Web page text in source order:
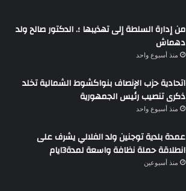
من إدارة السلطة إلى تهذيبها ؛. الدكتور صالح ولد
دهماش
منذ أسبوع واحد
اتحادية حزب الإنصاف بنواكشوط الشمالية تخلد
ذكرى تنصيب رئيس الجمهورية
منذ أسبوع واحد
عمدة بلدية توجنين ولد الفلالي يشرف على
انطلاقة حملة نظافة واسعة لمدة3ايام
منذ أسبوعين